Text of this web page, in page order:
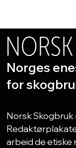
Norges
for
Norsk
arbeid de etiske